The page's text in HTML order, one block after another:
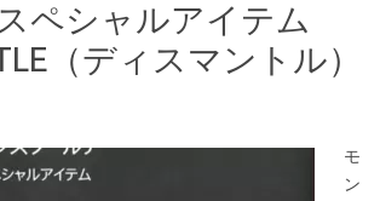
ペシャルアイテム
（ディスマントル）
モ
ン